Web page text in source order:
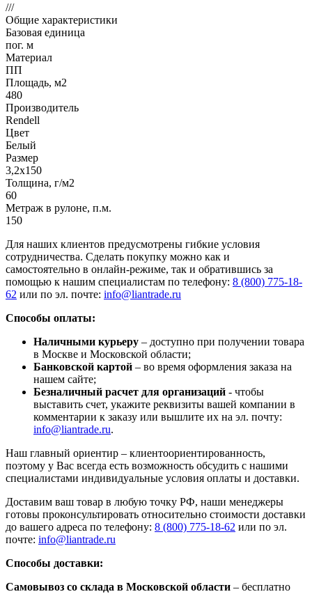
///
Общие характеристики
Базовая единица
пог. м
Материал
ПП
Площадь, м2
480
Производитель
Rendell
Цвет
Белый
Размер
3,2х150
Толщина, г/м2
60
Метраж в рулоне, п.м.
150
Для наших клиентов предусмотрены гибкие условия
сотрудничества. Сделать покупку можно как и
самостоятельно в онлайн-режиме, так и обратившись за
помощью к нашим специалистам по телефону: 8 (800) 775-18-
62 или по эл. почте: info@liantrade.ru
Способы оплаты:
Наличными курьеру – доступно при получении товара
в Москве и Московской области;
Банковской картой – во время оформления заказа на
нашем сайте;
Безналичный расчет для организаций - чтобы
выставить счет, укажите реквизиты вашей компании в
комментарии к заказу или вышлите их на эл. почту:
info@liantrade.ru.
Наш главный ориентир – клиентоориентированность,
поэтому у Вас всегда есть возможность обсудить с нашими
специалистами индивидуальные условия оплаты и доставки.
Доставим ваш товар в любую точку РФ, наши менеджеры
готовы проконсультировать относительно стоимости доставки
до вашего адреса по телефону: 8 (800) 775-18-62 или по эл.
почте: info@liantrade.ru
Способы доставки:
Самовывоз со склада в Московской области – бесплатно